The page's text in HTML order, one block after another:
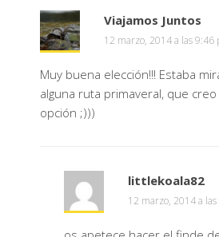
Viajamos Juntos
12 marzo, 2014 a las 9:46
Muy buena elección!!! Estaba
alguna ruta primaveral, que
opción ;)))
littlekoala82
12 marzo, 2014 a